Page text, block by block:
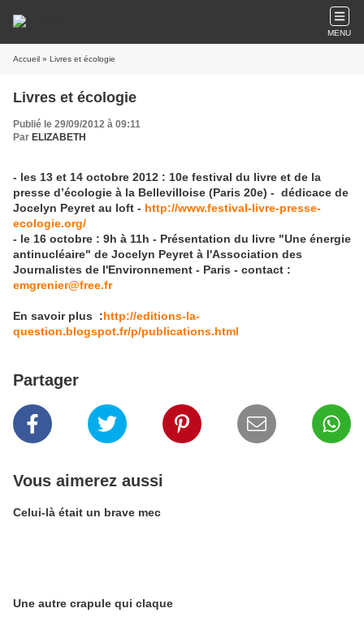
MENU
Accueil » Livres et écologie
Livres et écologie
Publié le 29/09/2012 à 09:11
Par ELIZABETH
- les 13 et 14 octobre 2012 : 10e festival du livre et de la
presse d’écologie à la Bellevilloise (Paris 20e) - dédicace de
Jocelyn Peyret au loft - http://www.festival-livre-presse-
ecologie.org/
- le 16 octobre : 9h à 11h - Présentation du livre "Une énergie
antinucléaire" de Jocelyn Peyret à l'Association des
Journalistes de l'Environnement - Paris - contact :
emgrenier@free.fr
En savoir plus :http://editions-la-
question.blogspot.fr/p/publications.html
Partager
Vous aimerez aussi
Celui-là était un brave mec
Une autre crapule qui claque